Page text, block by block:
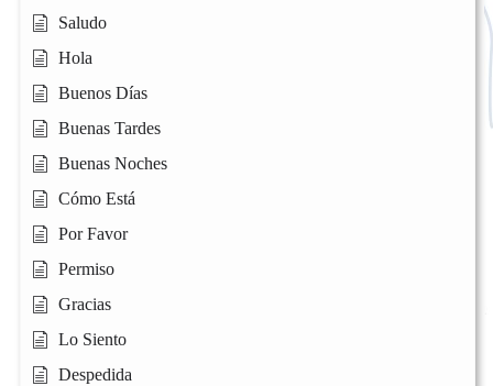
Saludo
Hola
Buenos Días
Buenas Tardes
Buenas Noches
Cómo Está
Por Favor
Permiso
Gracias
Lo Siento
Despedida